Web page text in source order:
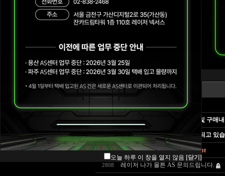
오늘 하루 이 창을 열지 않음 [닫기]
센터위치 및 연락처
Blade A/S 정책
번호
게시물의 답변 검색하는 방법 및 구매
Razer 상담 및 AS가 많이 지연되고 있
문의하시기 전에 읽어주세요
2808 레이저 나가 몰튼 AS 문의드립니다.